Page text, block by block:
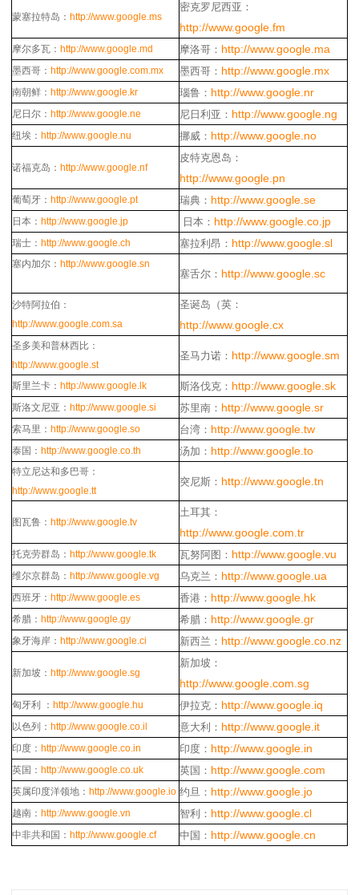
蒙塞拉特岛： http://www.google.ms
密克罗尼西亚：
http://www.google.fm
摩尔多瓦： http://www.google.md 摩洛哥： http://www.google.ma
墨西哥： http://www.google.com.mx 墨西哥： http://www.google.mx
南朝鲜： http://www.google.kr 瑙鲁： http://www.google.nr
尼日尔： http://www.google.ne 尼日利亚： http://www.google.ng
纽埃： http://www.google.nu 挪威： http://www.google.no
诺福克岛： http://www.google.nf
皮特克恩岛：
http://www.google.pn
葡萄牙： http://www.google.pt 瑞典： http://www.google.se
日本： http://www.google.jp 日本： http://www.google.co.jp
瑞士： http://www.google.ch 塞拉利昂： http://www.google.sl
塞内加尔： http://www.google.sn
塞舌尔： http://www.google.sc
沙特阿拉伯：
http://www.google.com.sa
圣诞岛（英：
http://www.google.cx
圣多美和普林西比：
http://www.google.st
圣马力诺： http://www.google.sm
斯里兰卡： http://www.google.lk 斯洛伐克： http://www.google.sk
斯洛文尼亚： http://www.google.si 苏里南： http://www.google.sr
索马里： http://www.google.so 台湾： http://www.google.tw
泰国： http://www.google.co.th 汤加： http://www.google.to
特立尼达和多巴哥：
http://www.google.tt
突尼斯： http://www.google.tn
图瓦鲁： http://www.google.tv
土耳其：
http://www.google.com.tr
托克劳群岛： http://www.google.tk 瓦努阿图： http://www.google.vu
维尔京群岛： http://www.google.vg 乌克兰： http://www.google.ua
西班牙： http://www.google.es 香港： http://www.google.hk
希腊： http://www.google.gy 希腊： http://www.google.gr
象牙海岸： http://www.google.ci 新西兰： http://www.google.co.nz
新加坡： http://www.google.sg
新加坡：
http://www.google.com.sg
匈牙利 ： http://www.google.hu 伊拉克： http://www.google.iq
以色列： http://www.google.co.il 意大利： http://www.google.it
印度： http://www.google.co.in 印度： http://www.google.in
英国： http://www.google.co.uk 英国： http://www.google.com
英属印度洋领地： http://www.google.io 约旦： http://www.google.jo
越南： http://www.google.vn 智利： http://www.google.cl
中非共和国： http://www.google.cf 中国： http://www.google.cn